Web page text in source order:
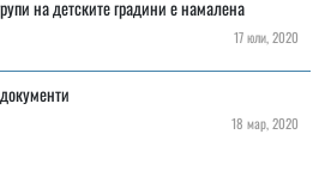
на детските градини е намалена
17 юли, 2020
18 мар, 2020